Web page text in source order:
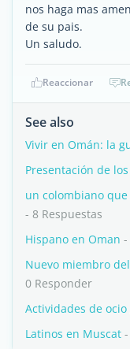
nos haga mas
de su pais.
Un saludo.
Reaccionar
See also
Vivir en Omán: la
Presentación de
un colombiano
- 8 Respuestas
Hispano en Oman -
Nuevo miembro
0 Responder
Actividades de
Latinos en Muscat